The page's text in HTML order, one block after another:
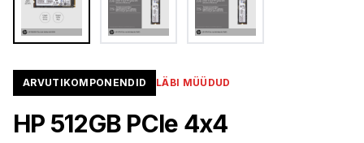
ARVUTIKOMPONENDID LÄBI MÜÜDUD
HP 512GB PCIe 4x4